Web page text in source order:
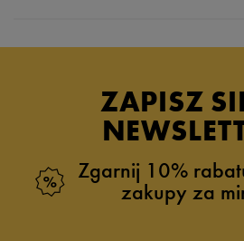
ZAPISZ
Zgarnij 10%
zakupy za